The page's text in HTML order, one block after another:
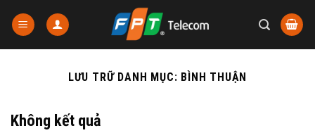
đến
LƯU TRỮ DANH MỤC: BÌNH THUẬN
Không kết quả